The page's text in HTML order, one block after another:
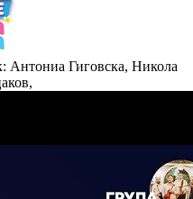
Антониа Гиговска, Никола